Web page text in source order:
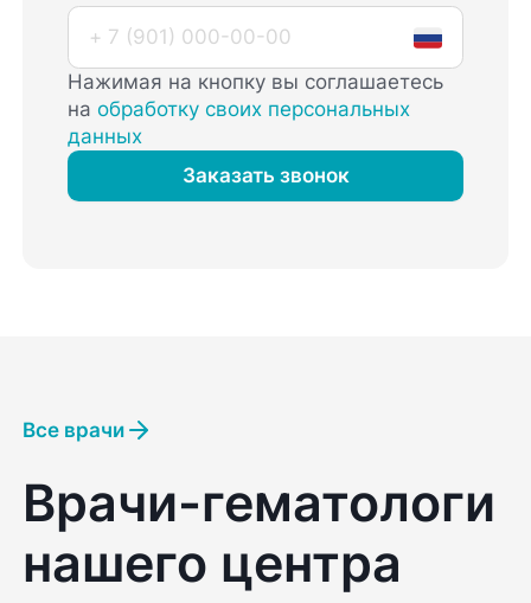
Нажимая на кнопку вы соглашаетесь
наобработку своих персональных
данных
Заказать звонок
Все врачи
Врачи-гематологи
нашего центра